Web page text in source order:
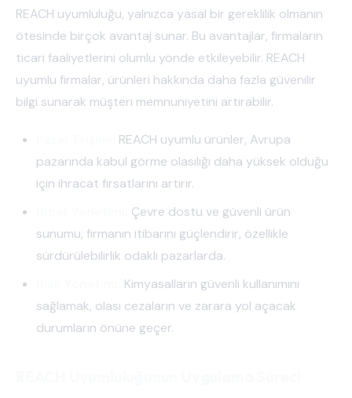
REACH uyumluluğu, yalnızca yasal bir gereklilik olmanın
ötesinde birçok avantaj sunar. Bu avantajlar, firmaların
ticari faaliyetlerini olumlu yönde etkileyebilir. REACH
uyumlu firmalar, ürünleri hakkında daha fazla güvenilir
bilgi sunarak müşteri memnuniyetini artırabilir.
REACH uyumlu ürünler, Avrupa
pazarında kabul görme olasılığı daha yüksek olduğu
için ihracat fırsatlarını artırır.
Çevre dostu ve güvenli ürün
sunumu, firmanın itibarını güçlendirir, özellikle
sürdürülebilirlik odaklı pazarlarda.
Kimyasalların güvenli kullanımını
sağlamak, olası cezaların ve zarara yol açacak
durumların önüne geçer.